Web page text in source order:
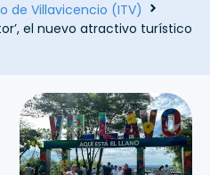
de Villavicencio (ITV)
el nuevo atractivo turístico